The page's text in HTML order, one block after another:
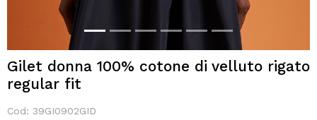
Gilet donna 100% cotone di velluto rigato
regular fit
Cod: 39GI0902GID